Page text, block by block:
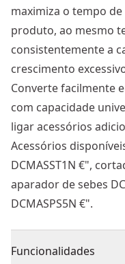
maximiza o tempo
produto, ao mesmo
consistentemente a
crescimento
Converte facilmente
com capacidade
ligar acessórios
Acessórios
DCMASST1N €",
aparador de sebes
DCMASPS5N €".
Funcionalidades